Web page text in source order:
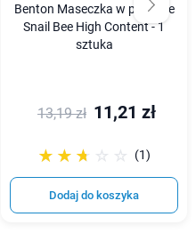
Benton Maseczka w płachcie
Snail Bee High Content - 1
sztuka
13,19 zł 11,21 zł
☆☆☆☆☆
★★★★★ (1)
Dodaj do koszyka